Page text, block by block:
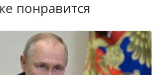
o
kl
gr
a
m
e
dI
n
понравится